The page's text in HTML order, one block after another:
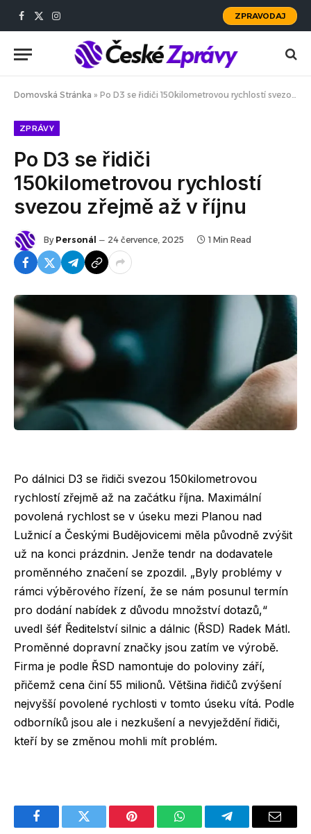
Facebook
X
Instagram
ZPRAVODAJ
Domovská Stránka » Po D3 se řidiči 150kilometrovou rychlostí svezou zřejmě až v říjnu
ZPRÁVY
Po D3 se řidiči
150kilometrovou rychlostí
svezou zřejmě až v říjnu
By Personál 24 července, 2025 1 Min Read
Po dálnici D3 se řidiči svezou 150kilometrovou
rychlostí zřejmě až na začátku října. Maximální
povolená rychlost se v úseku mezi Planou nad
Lužnicí a Českými Budějovicemi měla původně zvýšit
už na konci prázdnin. Jenže tendr na dodavatele
proměnného značení se zpozdil. „Byly problémy v
rámci výběrového řízení, že se nám posunul termín
pro dodání nabídek z důvodu množství dotazů,“
uvedl šéf Ředitelství silnic a dálnic (ŘSD) Radek Mátl.
Proměnné dopravní značky jsou zatím ve výrobě.
Firma je podle ŘSD namontuje do poloviny září,
přičemž cena činí 55 milionů. Většina řidičů zvýšení
nejvyšší povolené rychlosti v tomto úseku vítá. Podle
odborníků jsou ale i nezkušení a nevyježdění řidiči,
kteří by se změnou mohli mít problém.
FacebookTwitter Pinterest WhatsAppTelegramEmail